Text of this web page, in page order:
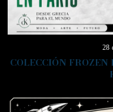
28
COLECCIÓN